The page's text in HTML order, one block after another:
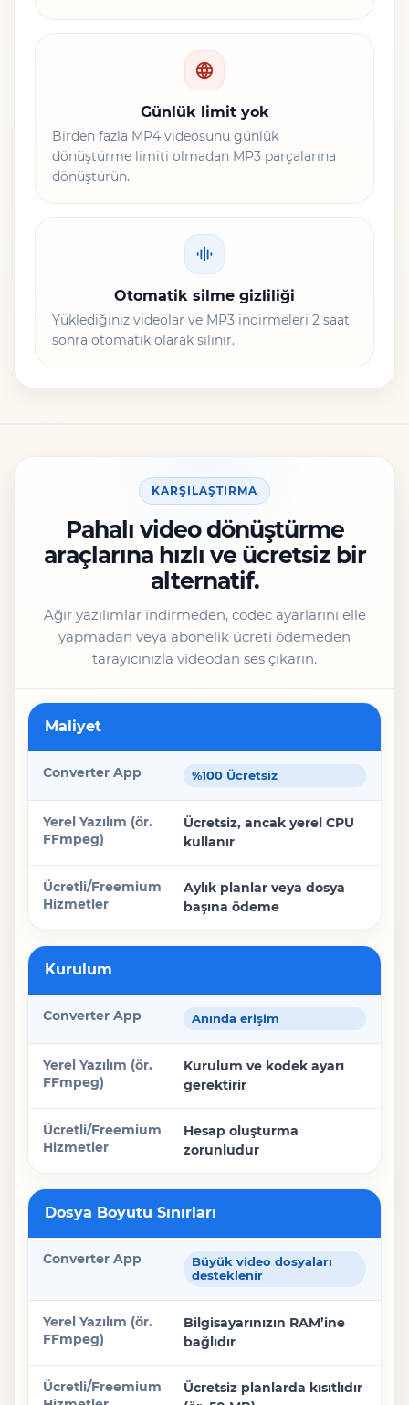
Günlük limit yok
Birden fazla MP4 videosunu günlük
dönüştürme limiti olmadan MP3 parçalarına
dönüştürün.
Otomatik silme gizliliği
Yüklediğiniz videolar ve MP3 indirmeleri 2 saat
sonra otomatik olarak silinir.
KARŞILAŞTIRMA
Pahalı video dönüştürme
araçlarına hızlı ve ücretsiz bir
alternatif.
Ağır yazılımlar indirmeden, codec ayarlarını elle
yapmadan veya abonelik ücreti ödemeden
tarayıcınızla videodan ses çıkarın.
Özellik
Yerel Yazılım (ör. FFmpeg)
Maliyet
%100 Ücretsiz
Ücretsiz, ancak yerel CPU
kullanır
Aylık planlar veya dosya
başına ödeme
Kurulum
Anında erişim
Kurulum ve kodek ayarı
gerektirir
Hesap oluşturma
zorunludur
Dosya Boyutu Sınırları
Büyük video dosyaları
desteklenir
Bilgisayarınızın RAM’ine
bağlıdır
Ücretsiz planlarda kısıtlıdır